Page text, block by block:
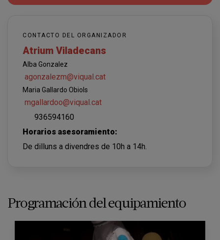
CONTACTO DEL ORGANIZADOR
Atrium Viladecans
Alba Gonzalez
agonzalezm@viqual.cat
Maria Gallardo Obiols
mgallardoo@viqual.cat
936594160
Horarios asesoramiento:
De dilluns a divendres de 10h a 14h.
Programación del equipamiento